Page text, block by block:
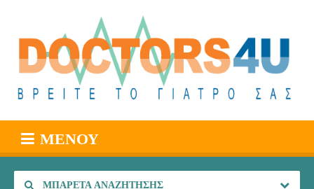
ΜΕΝΟΎ
ΜΠΑΡΈΤΑ ΑΝΑΖΉΤΗΣΗΣ